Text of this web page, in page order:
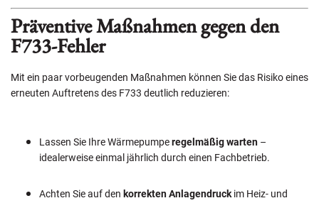
Präventive Maßnahmen gegen den
F733-Fehler
Mit ein paar vorbeugenden Maßnahmen können Sie das Risiko eines
erneuten Auftretens des F733 deutlich reduzieren:
Lassen Sie Ihre Wärmepumperegelmäßig warten –
idealerweise einmal jährlich durch einen Fachbetrieb.
Achten Sie auf den korrekten Anlagendruck im Heiz- und